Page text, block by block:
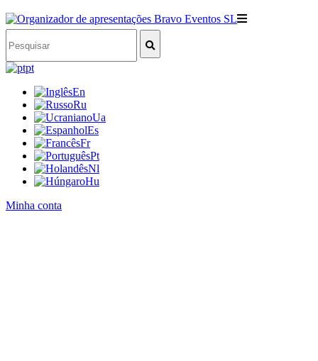
pt
En
Ru
Ua
Es
Fr
Pt
Nl
Hu
Minha conta